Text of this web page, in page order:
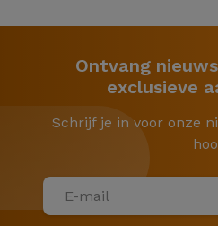
Ontvang
exclusieve
Schrijf je in voor onze